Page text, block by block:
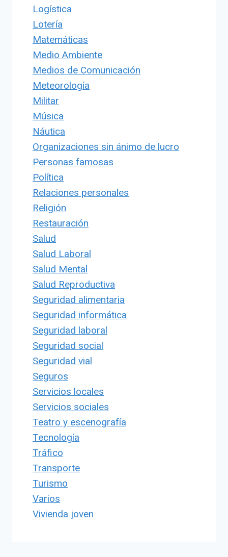
Logística
Lotería
Matemáticas
Medio Ambiente
Medios de Comunicación
Meteorología
Militar
Música
Náutica
Organizaciones sin ánimo de lucro
Personas famosas
Política
Relaciones personales
Religión
Restauración
Salud
Salud Laboral
Salud Mental
Salud Reproductiva
Seguridad alimentaria
Seguridad informática
Seguridad laboral
Seguridad social
Seguridad vial
Seguros
Servicios locales
Servicios sociales
Teatro y escenografía
Tecnología
Tráfico
Transporte
Turismo
Varios
Vivienda joven